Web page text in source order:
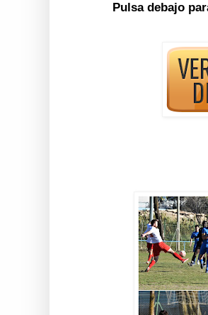
Pulsa debajo